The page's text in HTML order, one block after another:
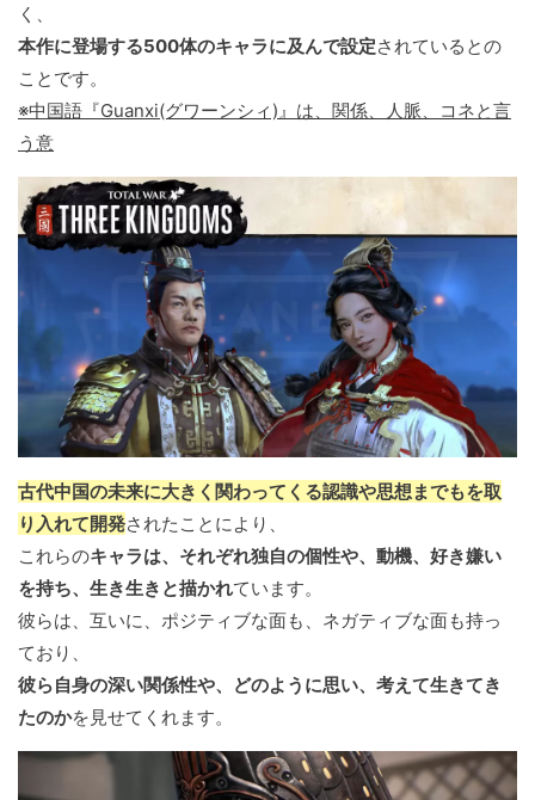
く、
本作に登場する500体のキャラに及んで設定されているとの
ことです。
※中国語『Guanxi(グワーンシィ)』は、関係、人脈、コネと言
う意
古代中国の未来に大きく関わってくる認識や思想までもを取
り入れて開発されたことにより、
これらのキャラは、それぞれ独自の個性や、動機、好き嫌い
を持ち、生き生きと描かれています。
彼らは、互いに、ポジティブな面も、ネガティブな面も持っ
ており、
彼ら自身の深い関係性や、どのように思い、考えて生きてき
たのかを見せてくれます。